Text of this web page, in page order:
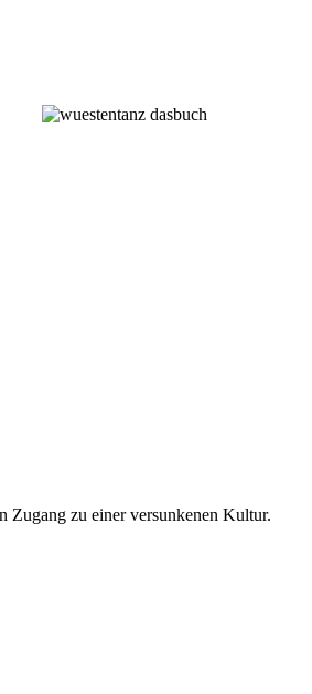
zu einer versunkenen Kultur.